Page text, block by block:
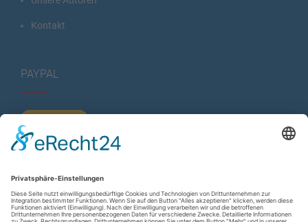
Kontakt
PAYPAL
Total Views:616.545